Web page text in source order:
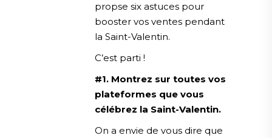
propse six astuces pour
booster vos ventes pendant
la Saint-Valentin.
C’est parti !
#1. Montrez sur toutes vos
plateformes que vous
célébrez la Saint-Valentin.
On a envie de vous dire que